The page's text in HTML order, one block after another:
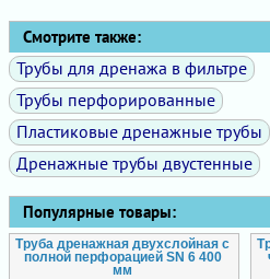
Смотрите также:
Трубы для дренажа в фильтре
Трубы перфорированные
Пластиковые дренажные трубы
Дренажные трубы двустенные
Популярные товары:
Труба дренажная двухслойная с
полной перфорацией SN 6 400
мм